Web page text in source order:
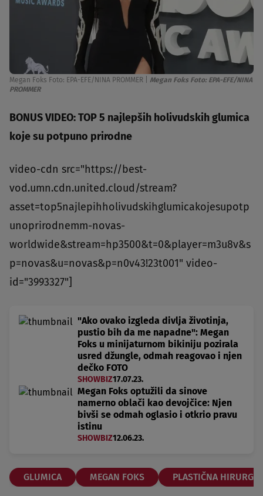
Megan Foks Foto: EPA-EFE/NINA PROMMER
Megan Foks Foto: EPA-EFE/NINA
PROMMER
BONUS VIDEO: TOP 5 najlepših holivudskih glumica
koje su potpuno prirodne
video-cdn src="https://best-
vod.umn.cdn.united.cloud/stream?
asset=top5najlepihholivudskihglumicakojesupotp
unoprirodnemm-novas-
worldwide&stream=hp3500&t=0&player=m3u8v&s
p=novas&u=novas&p=n0v43!23t001" video-
id="3993327"]
"Ako ovako izgleda divlja životinja,
pustio bih da me napadne": Megan
Foks u minijaturnom bikiniju pozirala
usred džungle, odmah reagovao i njen
dečko FOTO
SHOWBIZ17.07.23.
Megan Foks optužili da sinove
namerno oblači kao devojčice: Njen
bivši se odmah oglasio i otkrio pravu
istinu
SHOWBIZ12.06.23.
GLUMICA MEGAN FOKS PLASTIČNA